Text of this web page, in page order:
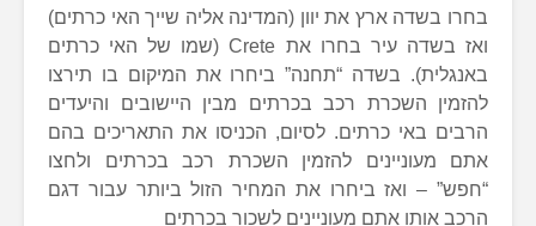
בחרו בשדה ארץ את יוון (המדינה אליה שייך האי כרתים)
ואז בשדה עיר בחרו את Crete (שמו של האי כרתים
באנגלית). בשדה “תחנה” ביחרו את המיקום בו תירצו
להזמין השכרת רכב בכרתים מבין היישובים והיעדים
הרבים באי כרתים. לסיום, הכניסו את התאריכים בהם
אתם מעוניינים להזמין השכרת רכב בכרתים ולחצו
“חפש” – ואז ביחרו את המחיר הזול ביותר עבור דגם
הרכב אותו אתם מעוניינים לשכור בכרתים